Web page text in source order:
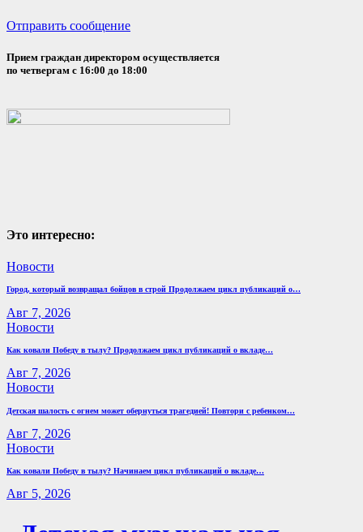
Отправить сообщение
Прием граждан директором осуществляется
по четвергам с 16:00 до 18:00
Это интересно:
Новости
Город, который возвращал бойцов в строй Продолжаем цикл публикаций о…
Авг 7, 2026
Новости
Как ковали Победу в тылу? Продолжаем цикл публикаций о вкладе…
Авг 7, 2026
Новости
Детская шалость с огнем может обернуться трагедией! Повтори с ребенком…
Авг 7, 2026
Новости
Как ковали Победу в тылу? Начинаем цикл публикаций о вкладе…
Авг 5, 2026